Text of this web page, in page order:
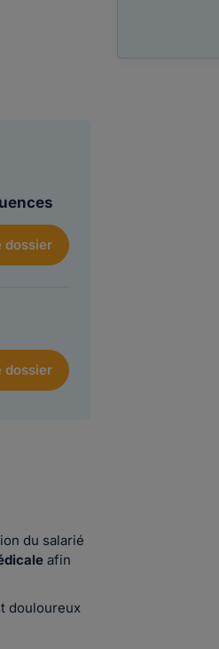
du salarié
afin
douloureux